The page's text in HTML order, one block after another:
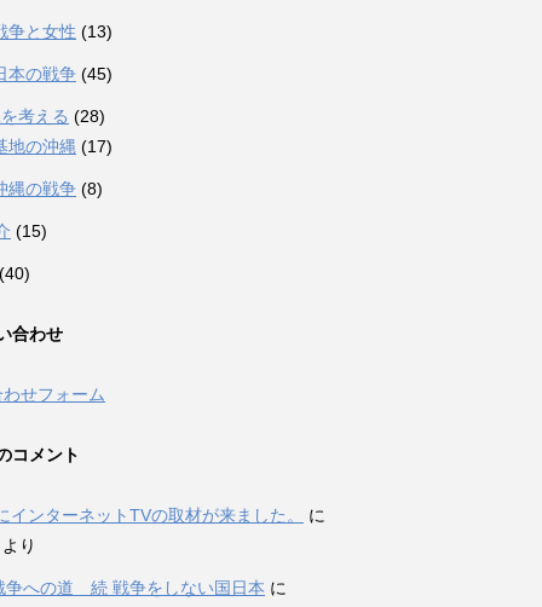
争と女性 (13)
本の戦争 (45)
考える (28)
地の沖縄 (17)
縄の戦争 (8)
(15)
合わせ
せフォーム
コメント
インターネットTVの取材が来ました。
に
り
争への道 続 戦争をしない国日本 に